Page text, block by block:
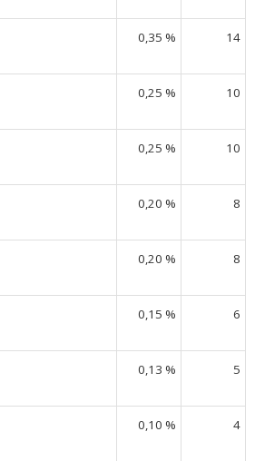
0,35 % 14
0,25 % 10
0,25 % 10
0,20 % 8
0,20 % 8
0,15 % 6
0,13 % 5
0,10 % 4